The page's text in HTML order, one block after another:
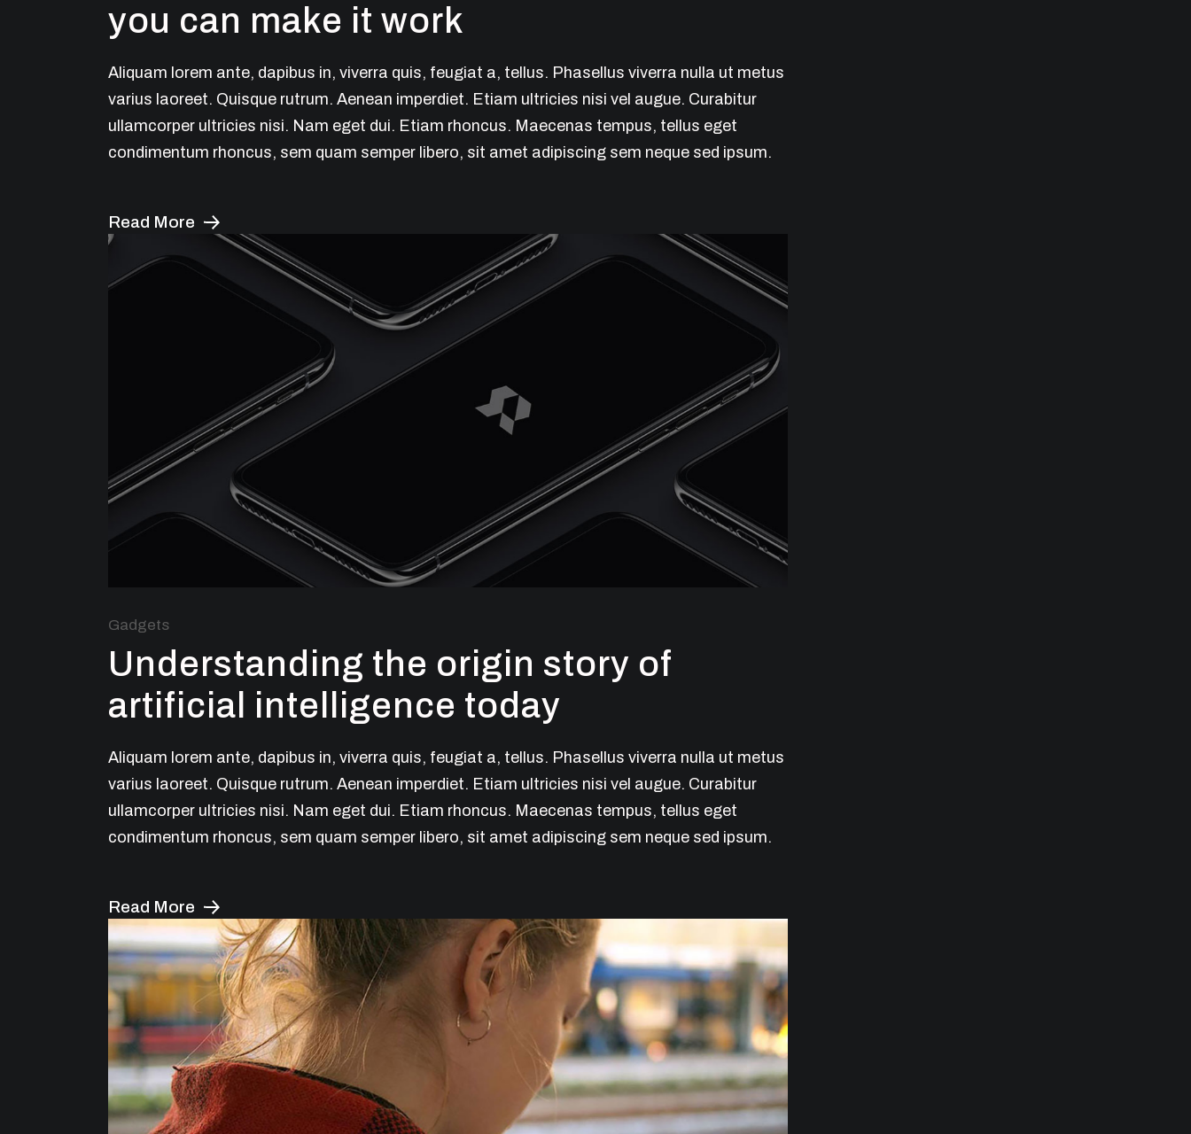
you can make it work
Aliquam lorem ante, dapibus in, viverra quis, feugiat a, tellus. Phasellus viverra nulla ut metus
varius laoreet. Quisque rutrum. Aenean imperdiet. Etiam ultricies nisi vel augue. Curabitur
ullamcorper ultricies nisi. Nam eget dui. Etiam rhoncus. Maecenas tempus, tellus eget
condimentum rhoncus, sem quam semper libero, sit amet adipiscing sem neque sed ipsum.
Read More
Gadgets
Understanding the origin story of
artificial intelligence today
Aliquam lorem ante, dapibus in, viverra quis, feugiat a, tellus. Phasellus viverra nulla ut metus
varius laoreet. Quisque rutrum. Aenean imperdiet. Etiam ultricies nisi vel augue. Curabitur
ullamcorper ultricies nisi. Nam eget dui. Etiam rhoncus. Maecenas tempus, tellus eget
condimentum rhoncus, sem quam semper libero, sit amet adipiscing sem neque sed ipsum.
Read More